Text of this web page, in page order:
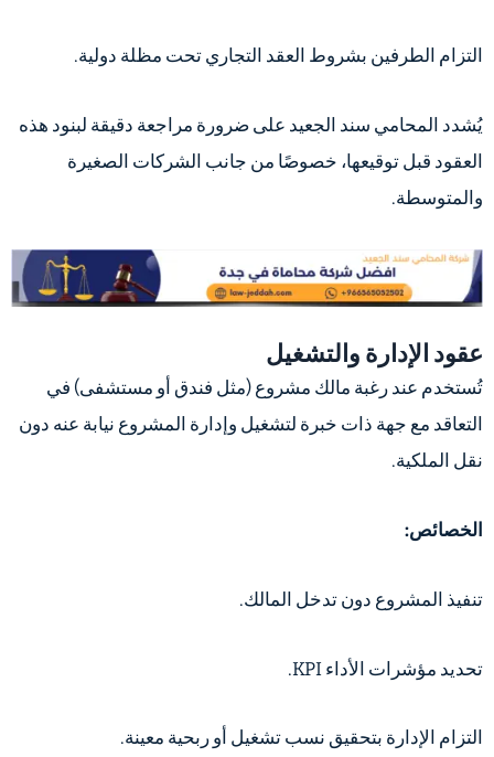
التزام الطرفين بشروط العقد التجاري تحت مظلة دولية.
يُشدد المحامي سند الجعيد على ضرورة مراجعة دقيقة لبنود هذه
العقود قبل توقيعها، خصوصًا من جانب الشركات الصغيرة
والمتوسطة.
عقود الإدارة والتشغيل
تُستخدم عند رغبة مالك مشروع (مثل فندق أو مستشفى) في
التعاقد مع جهة ذات خبرة لتشغيل وإدارة المشروع نيابة عنه دون
نقل الملكية.
الخصائص:
تنفيذ المشروع دون تدخل المالك.
تحديد مؤشرات الأداء KPI.
التزام الإدارة بتحقيق نسب تشغيل أو ربحية معينة.